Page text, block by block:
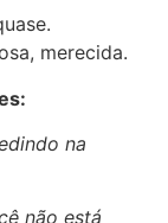
merecida.
na
não está